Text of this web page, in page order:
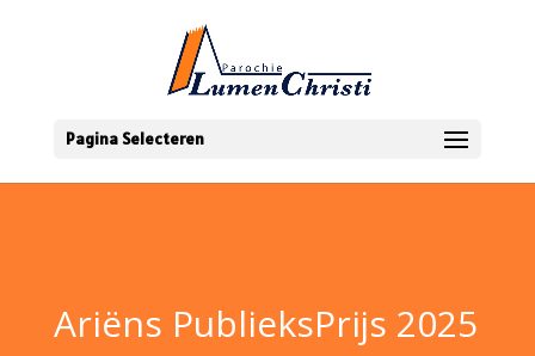
Pagina Selecteren
Ariëns PublieksPrijs 2025